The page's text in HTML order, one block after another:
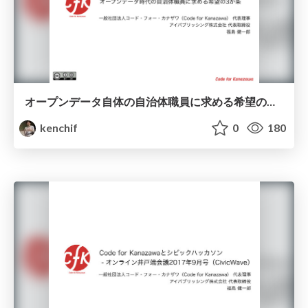
オープンデータ自体の自治体職員に求める希望の三箇条
kenchif
0 180